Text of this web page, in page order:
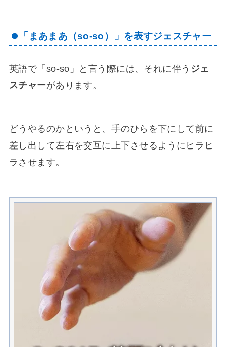
「まあまあ（so-so）」を表すジェスチャー
英語で「so-so」と言う際には、それに伴う ジェ
スチャーがあります。
どうやるのかというと、手のひらを下にして前に
差し出して左右を交互に上下させるようにヒラヒ
ラさせます。